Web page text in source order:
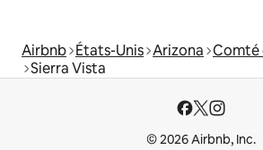
Airbnb États-Unis Arizona Comté
Sierra Vista
© 2026 Airbnb, Inc.